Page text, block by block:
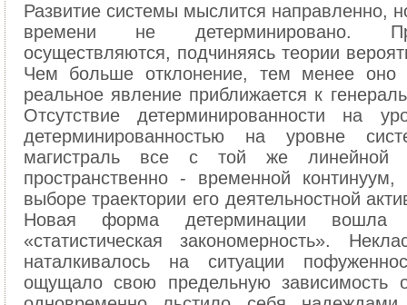
Развитие системы мыслится направленно,
времени не детерминировано.
осуществляются, подчиняясь теории
Чем больше отклонение, тем менее оно
реальное явление приближается к
Отсутствие детерминированности на
детерминированностью на уровне
магистраль все с той же линейной
пространственно - временной
выборе траектории его деятельностной
Новая форма детерминации
«статистическая закономерность».
наталкивалось на ситуации
ощущало свою предельную зависимость